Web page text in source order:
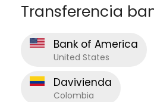
Transferencia
Bank of America
United States
Davivienda
Colombia